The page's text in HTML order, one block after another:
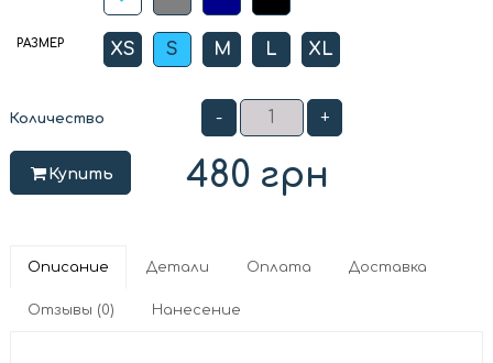
РАЗМЕР XS S M L XL
Количество - +
Купить 480 грн
Описание Детали Оплата Доставка
Отзывы (0) Нанесение